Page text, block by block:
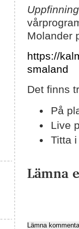
Molander
https://
smaland
Det finns
På
Live
Titta
Lämna